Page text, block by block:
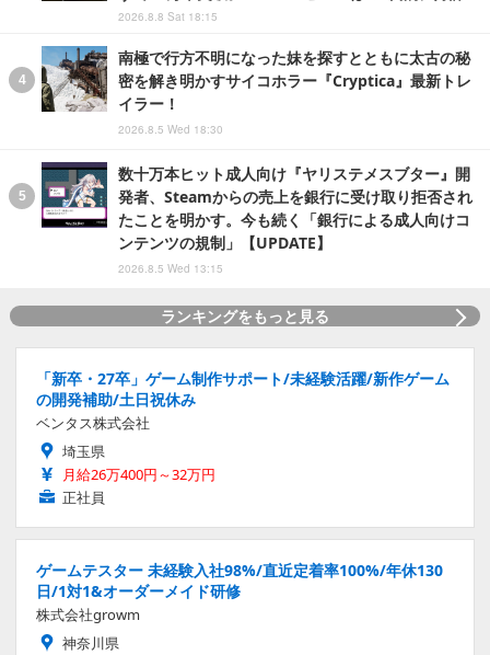
2026.8.8 Sat 18:15
南極で行方不明になった妹を探すとともに太古の秘
密を解き明かすサイコホラー『Cryptica』最新トレ
イラー！
2026.8.5 Wed 18:30
数十万本ヒット成人向け『ヤリステメスブター』開
発者、Steamからの売上を銀行に受け取り拒否され
たことを明かす。今も続く「銀行による成人向けコ
ンテンツの規制」【UPDATE】
2026.8.5 Wed 13:15
ランキングをもっと見る
「新卒・27卒」ゲーム制作サポート/未経験活躍/新作ゲーム
の開発補助/土日祝休み
ベンタス株式会社
埼玉県
月給26万400円～32万円
正社員
ゲームテスター 未経験入社98%/直近定着率100%/年休130
日/1対1&オーダーメイド研修
株式会社growm
神奈川県